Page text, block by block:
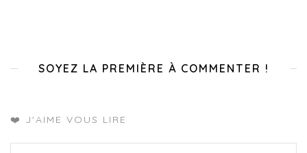
SOYEZ LA PREMIÈRE À COMMENTER !
❤️ J'AIME VOUS LIRE